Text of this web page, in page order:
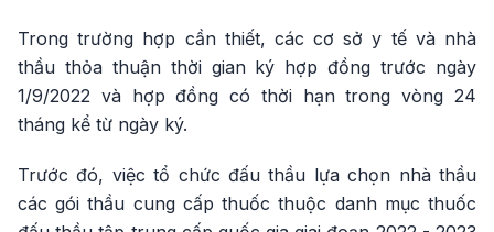
Trong trường hợp cần thiết, các cơ sở y tế và nhà
thầu thỏa thuận thời gian ký hợp đồng trước ngày
1/9/2022 và hợp đồng có thời hạn trong vòng 24
tháng kể từ ngày ký.
Trước đó, việc tổ chức đấu thầu lựa chọn nhà thầu
các gói thầu cung cấp thuốc thuộc danh mục thuốc